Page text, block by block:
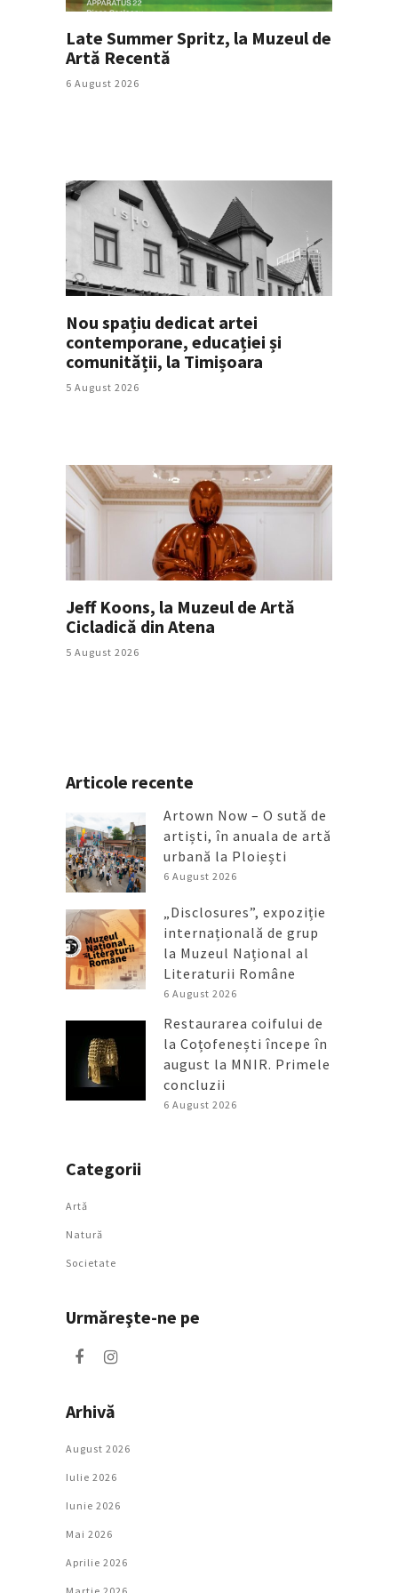
Late Summer Spritz, la Muzeul de
Artă Recentă
6 August 2026
Nou spațiu dedicat artei
contemporane, educației și
comunității, la Timișoara
5 August 2026
Jeff Koons, la Muzeul de Artă
Cicladică din Atena
5 August 2026
Articole recente
Artown Now – O sută de
artiști, în anuala de artă
urbană la Ploiești
6 August 2026
„Disclosures”, expoziție
internațională de grup
la Muzeul Național al
Literaturii Române
6 August 2026
Restaurarea coifului de
la Coțofenești începe în
august la MNIR. Primele
concluzii
6 August 2026
Categorii
Artǎ
Natură
Societate
Urmăreşte-ne pe
Arhivă
August 2026
Iulie 2026
Iunie 2026
Mai 2026
Aprilie 2026